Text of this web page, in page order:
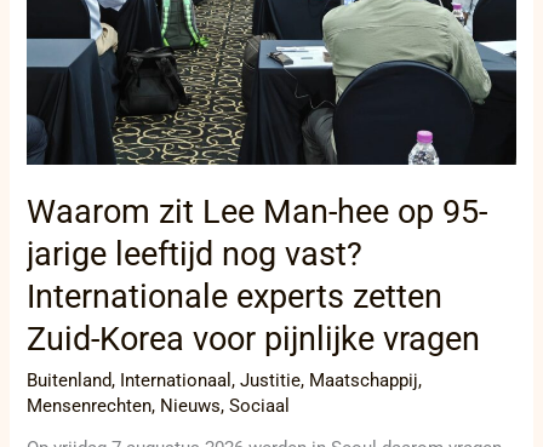
Waarom zit Lee Man-hee op 95-
jarige leeftijd nog vast?
Internationale experts zetten
Zuid-Korea voor pijnlijke vragen
Buitenland, Internationaal,Justitie, Maatschappij,
Mensenrechten, Nieuws,Sociaal
nog
vast?
Internationale
experts
zetten
Zuid-
voor
pijnlijke
vragen